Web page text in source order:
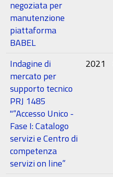
negoziata per
manutenzione
piattaforma
BABEL
Indagine di
mercato per
supporto tecnico
PRJ 1485
"“Accesso Unico -
Fase I: Catalogo
servizi e Centro di
competenza
servizi on line”
2021